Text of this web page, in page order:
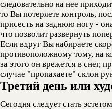
следовательно на нее
то Вы потеряете контроль,
присесть на заднюю ногу -
что позволит развернуть
Если вдруг Вы набираете
противоположному тому, на
за этого он врежется в снег,
случае "пропахаете" склон
Третий день или
Сегодня следует стать